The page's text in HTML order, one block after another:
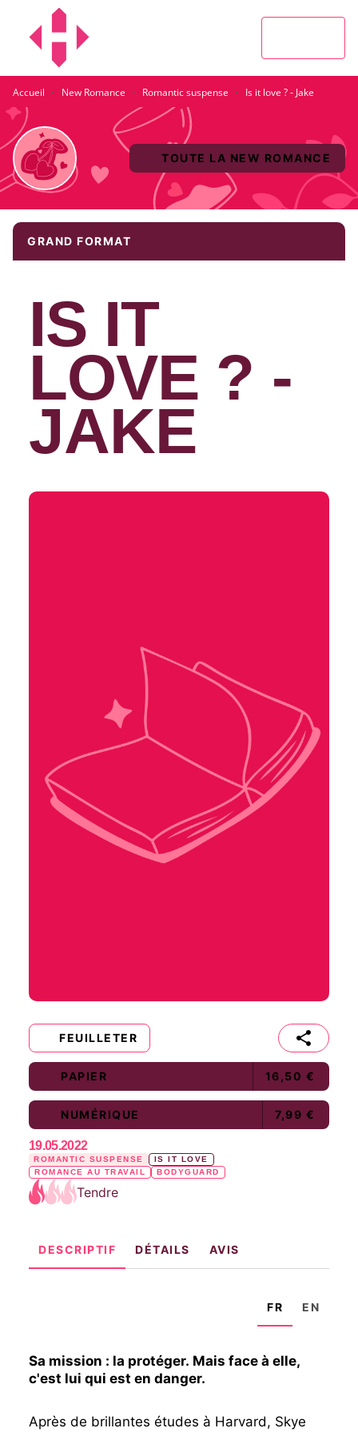
MENU
Accueil · New Romance · Romantic suspense · Is it love ? - Jake
TOUTE LA NEW ROMANCE
GRAND FORMAT
FEUILLETER
PAPIER 16,50 €
NUMÉRIQUE 7,99 €
IS IT
LOVE ? -
JAKE
19.05.2022
ROMANTIC SUSPENSE
IS IT LOVE
ROMANCE AU TRAVAIL
BODYGUARD
Tendre
DESCRIPTIF DÉTAILS AVIS
FR EN
Sa mission : la protéger. Mais face à elle,
c'est lui qui est en danger.
Après de brillantes études à Harvard, Skye